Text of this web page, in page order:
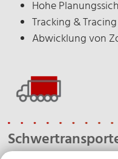
Hohe
Tracking & Tracing
Abwicklung von